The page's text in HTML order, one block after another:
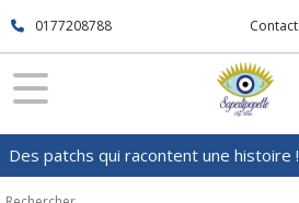
0177208788 Contact
Des patchs qui racontent une histoire !